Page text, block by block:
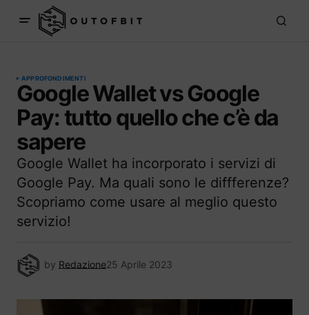
APPROFONDIMENTI
Google Wallet vs Google
Pay: tutto quello che c’è da
sapere
Google Wallet ha incorporato i servizi di
Google Pay. Ma quali sono le diffferenze?
Scopriamo come usare al meglio questo
servizio!
by Redazione25 Aprile 2023